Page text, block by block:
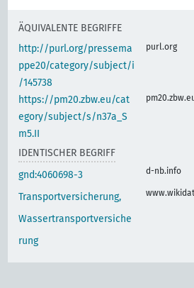
ÄQUIVALENTE BEGRIFFE
http://purl.org/pressema
ppe20/category/subject/i
/145738
purl.org
https://pm20.zbw.eu/cat
egory/subject/s/n37a_S
m5.II
IDENTISCHER BEGRIFF
gnd:4060698-3
d-nb.info
Transportversicherung,
Wassertransportversiche
rung